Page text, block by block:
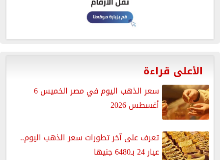
الأعلى قراءة
سعر الذهب اليوم في مصر الخميس 6
أغسطس 2026
تعرف على آخر تطورات سعر الذهب اليوم..
عيار 24 بـ6480 جنيها